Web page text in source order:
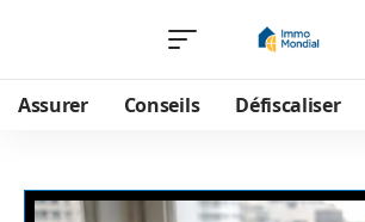
Assurer Conseils Défiscaliser